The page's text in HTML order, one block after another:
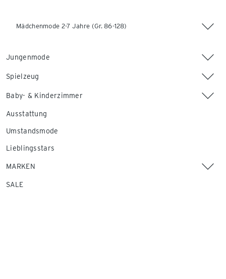
Mädchenmode 2-7 Jahre (Gr. 86-128)
Jungenmode
Spielzeug
Baby- & Kinderzimmer
Ausstattung
Umstandsmode
Lieblingsstars
MARKEN
SALE